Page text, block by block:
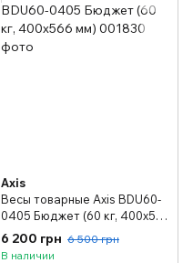
Axis
Весы товарные Axis BDU60-
0405 Бюджет (60 кг, 400х566
мм)
6 200 грн 6 500 грн
В наличии